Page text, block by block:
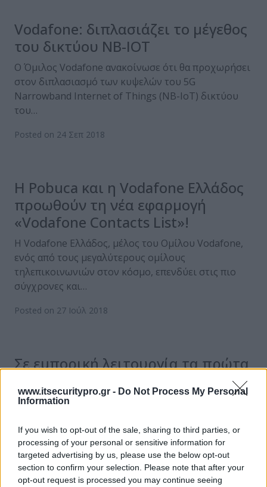
www.itsecuritypro.gr - Do Not Process My Personal
Information
If you wish to opt-out of the sale, sharing to third parties, or
processing of your personal or sensitive information for
targeted advertising by us, please use the below opt-out
section to confirm your selection. Please note that after your
opt-out request is processed you may continue seeing
Vodafone: διπλασιάζει το μέγεθος
του δικτύου NB-IOT
Ο Όμιλος Vodafone ανακοίνωσε ότι θα προχωρήσει
στον διπλασιασμό των κυψελών του 5G
Narrowband Internet of Things (NB-IoT) δικτύου
του…
Posted on 24 Σεπ 2018
Η Pobuca και η Vodafone Ελλάδος
προωθούν τη νέα εφαρμογή
«Vodafone Contacts List»!
Η Vodafone Ελλάδος, μέλος του Ομίλου Vodafone,
ενός από τους μεγαλύτερους ομίλους
τηλεπικοινωνιών στον κόσμο, επενδύει στις πιο
σύγχρονες και…
Posted on 27 Ιούλ 2018
Σε εμπορική λειτουργία τα πρώτα
δίκτυα FTTH του ΟΤΕ στην Αθήνα
Εντός της εβδομάδας τίθενται, σύμφωνα με
τα πρώτα τηλεπικοινωνιακά δίκτυα οπτικών ινών
που…
Posted on 27 Ιούν 2018